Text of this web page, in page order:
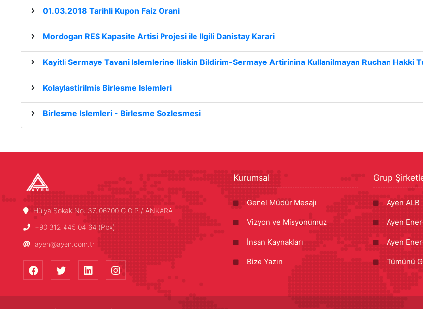
01.03.2018 Tarihli Kupon Faiz Orani
Mordogan RES Kapasite Artisi Projesi ile Ilgili Danistay Karari
Kayitli Sermaye Tavani Islemlerine Iliskin Bildirim-Sermaye Artirinina Kullanilmayan Ruchan Hakki
Kolaylastirilmis Birlesme Islemleri
Birlesme Islemleri - Birlesme Sozlesmesi
Hülya Sokak No: 37, 06700 G.O.P / ANKARA
+90 312 445 04 64 (Pbx)
ayen@ayen.com.tr
Kurumsal
Genel Müdür Mesajı
Vizyon ve Misyonumuz
İnsan Kaynakları
Bize Yazın
Grup
Ayen ALB
Ayen
Ayen
Tümünü